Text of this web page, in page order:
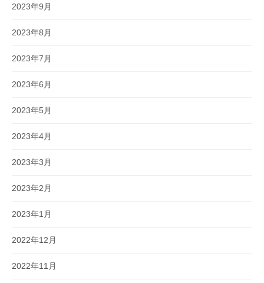
2023年9月
2023年8月
2023年7月
2023年6月
2023年5月
2023年4月
2023年3月
2023年2月
2023年1月
2022年12月
2022年11月